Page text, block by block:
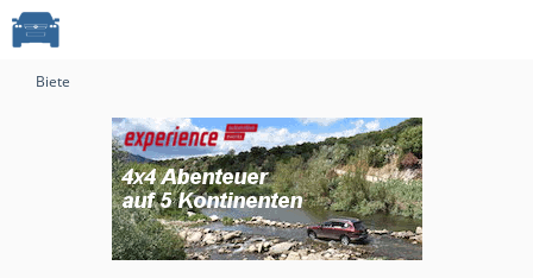
Biete